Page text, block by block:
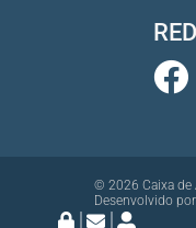
© 2026 Caixa de
Desenvolvido